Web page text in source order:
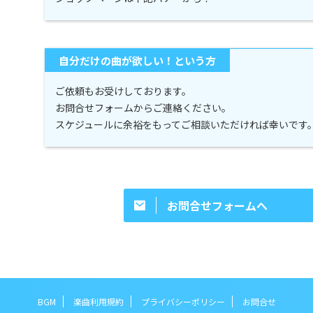
自分だけの曲が欲しい！という方
ご依頼もお受けしております。
お問合せフォームからご連絡ください。
スケジュールに余裕をもってご相談いただければ幸いです
お問合せフォームへ
BGM 楽曲利用規約 プライバシーポリシー お問合せ